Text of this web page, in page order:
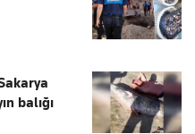
balığı